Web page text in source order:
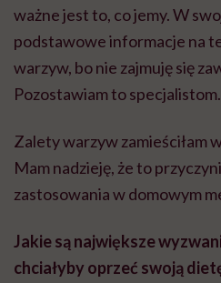
ważne jest to, co jemy. W
podstawowe informacje na
warzyw, bo nie zajmuję się
Pozostawiam to specjalistom.
Zalety warzyw zamieściłam
Mam nadzieję, że to
zastosowania w domowym
Jakie są największe
chciałyby oprzeć swoją